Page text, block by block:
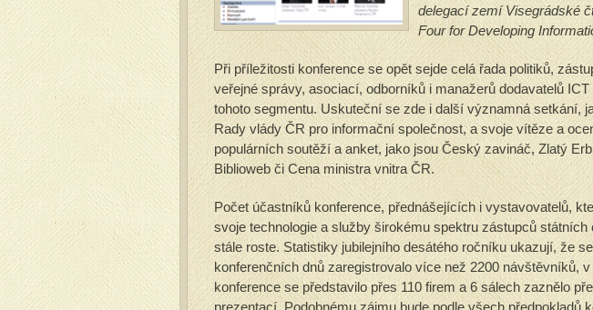
delegací zemí Visegrádské
Four for Developing
Při příležitosti konference se opět sejde celá řada politiků,
veřejné správy, asociací, odborníků i manažerů dodavatelů
tohoto segmentu. Uskuteční se zde i další významná setkání,
Rady vlády ČR pro informační společnost, a svoje vítěze a
populárních soutěží a anket, jako jsou Český zavináč, Zlatý
Biblioweb či Cena ministra vnitra ČR.
Počet účastníků konference, přednášejících i vystavovatelů,
svoje technologie a služby širokému spektru zástupců státních
stále roste. Statistiky jubilejního desátého ročníku ukazují, že
konferenčních dnů zaregistrovalo více než 2200 návštěvníků,
konference se představilo přes 110 firem a 6 sálech zaznělo
prezentací. Podobnému zájmu bude podle všech předpokladů